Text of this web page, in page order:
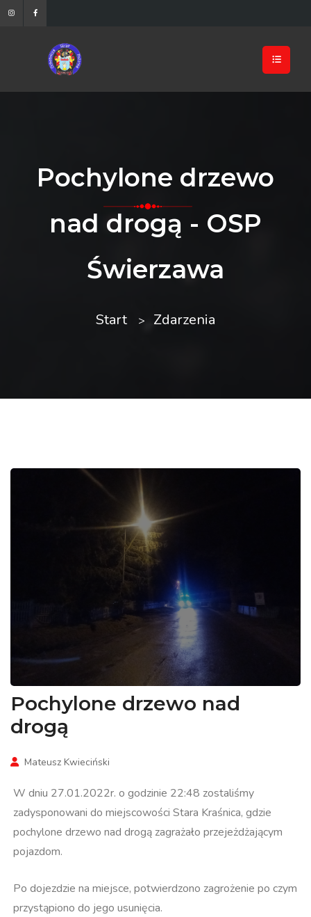
Pochylone drzewo
nad drogą - OSP
Świerzawa
Start Zdarzenia
Pochylone drzewo nad
drogą
Mateusz Kwieciński
W dniu 27.01.2022r. o godzinie 22:48 zostaliśmy
zadysponowani do miejscowości Stara Kraśnica, gdzie
pochylone drzewo nad drogą zagrażało przejeżdżającym
pojazdom.
Po dojezdzie na miejsce, potwierdzono zagrożenie po czym
przystąpiono do jego usunięcia.